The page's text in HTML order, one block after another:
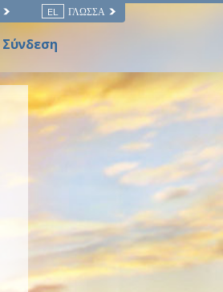
EL ΓΛΏΣΣΑ
Σύνδεση